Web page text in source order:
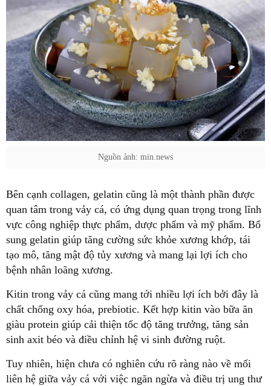
Nguồn ảnh: min.news
Bên cạnh collagen, gelatin cũng là một thành phần được
quan tâm trong vảy cá, có ứng dụng quan trọng trong lĩnh
vực công nghiệp thực phẩm, dược phẩm và mỹ phẩm. Bổ
sung gelatin giúp tăng cường sức khỏe xương khớp, tái
tạo mô, tăng mật độ tủy xương và mang lại lợi ích cho
bệnh nhân loãng xương.
Kitin trong vảy cá cũng mang tới nhiều lợi ích bởi đây là
chất chống oxy hóa, prebiotic. Kết hợp kitin vào bữa ăn
giàu protein giúp cải thiện tốc độ tăng trưởng, tăng sản
sinh axit béo và điều chỉnh hệ vi sinh đường ruột.
Tuy nhiên, hiện chưa có nghiên cứu rõ ràng nào về mối
liên hệ giữa vảy cá với việc ngăn ngừa và điều trị ung thư